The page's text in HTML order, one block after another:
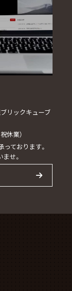
リックキューブ
休業）
ております。
せ。